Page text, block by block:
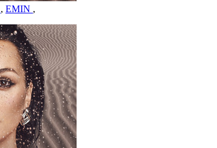
, EMIN ,